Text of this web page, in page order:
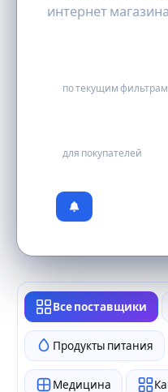
интернет
по текущим фильтрам
для покупателей
Все поставщики
Продукты питания
Медицина